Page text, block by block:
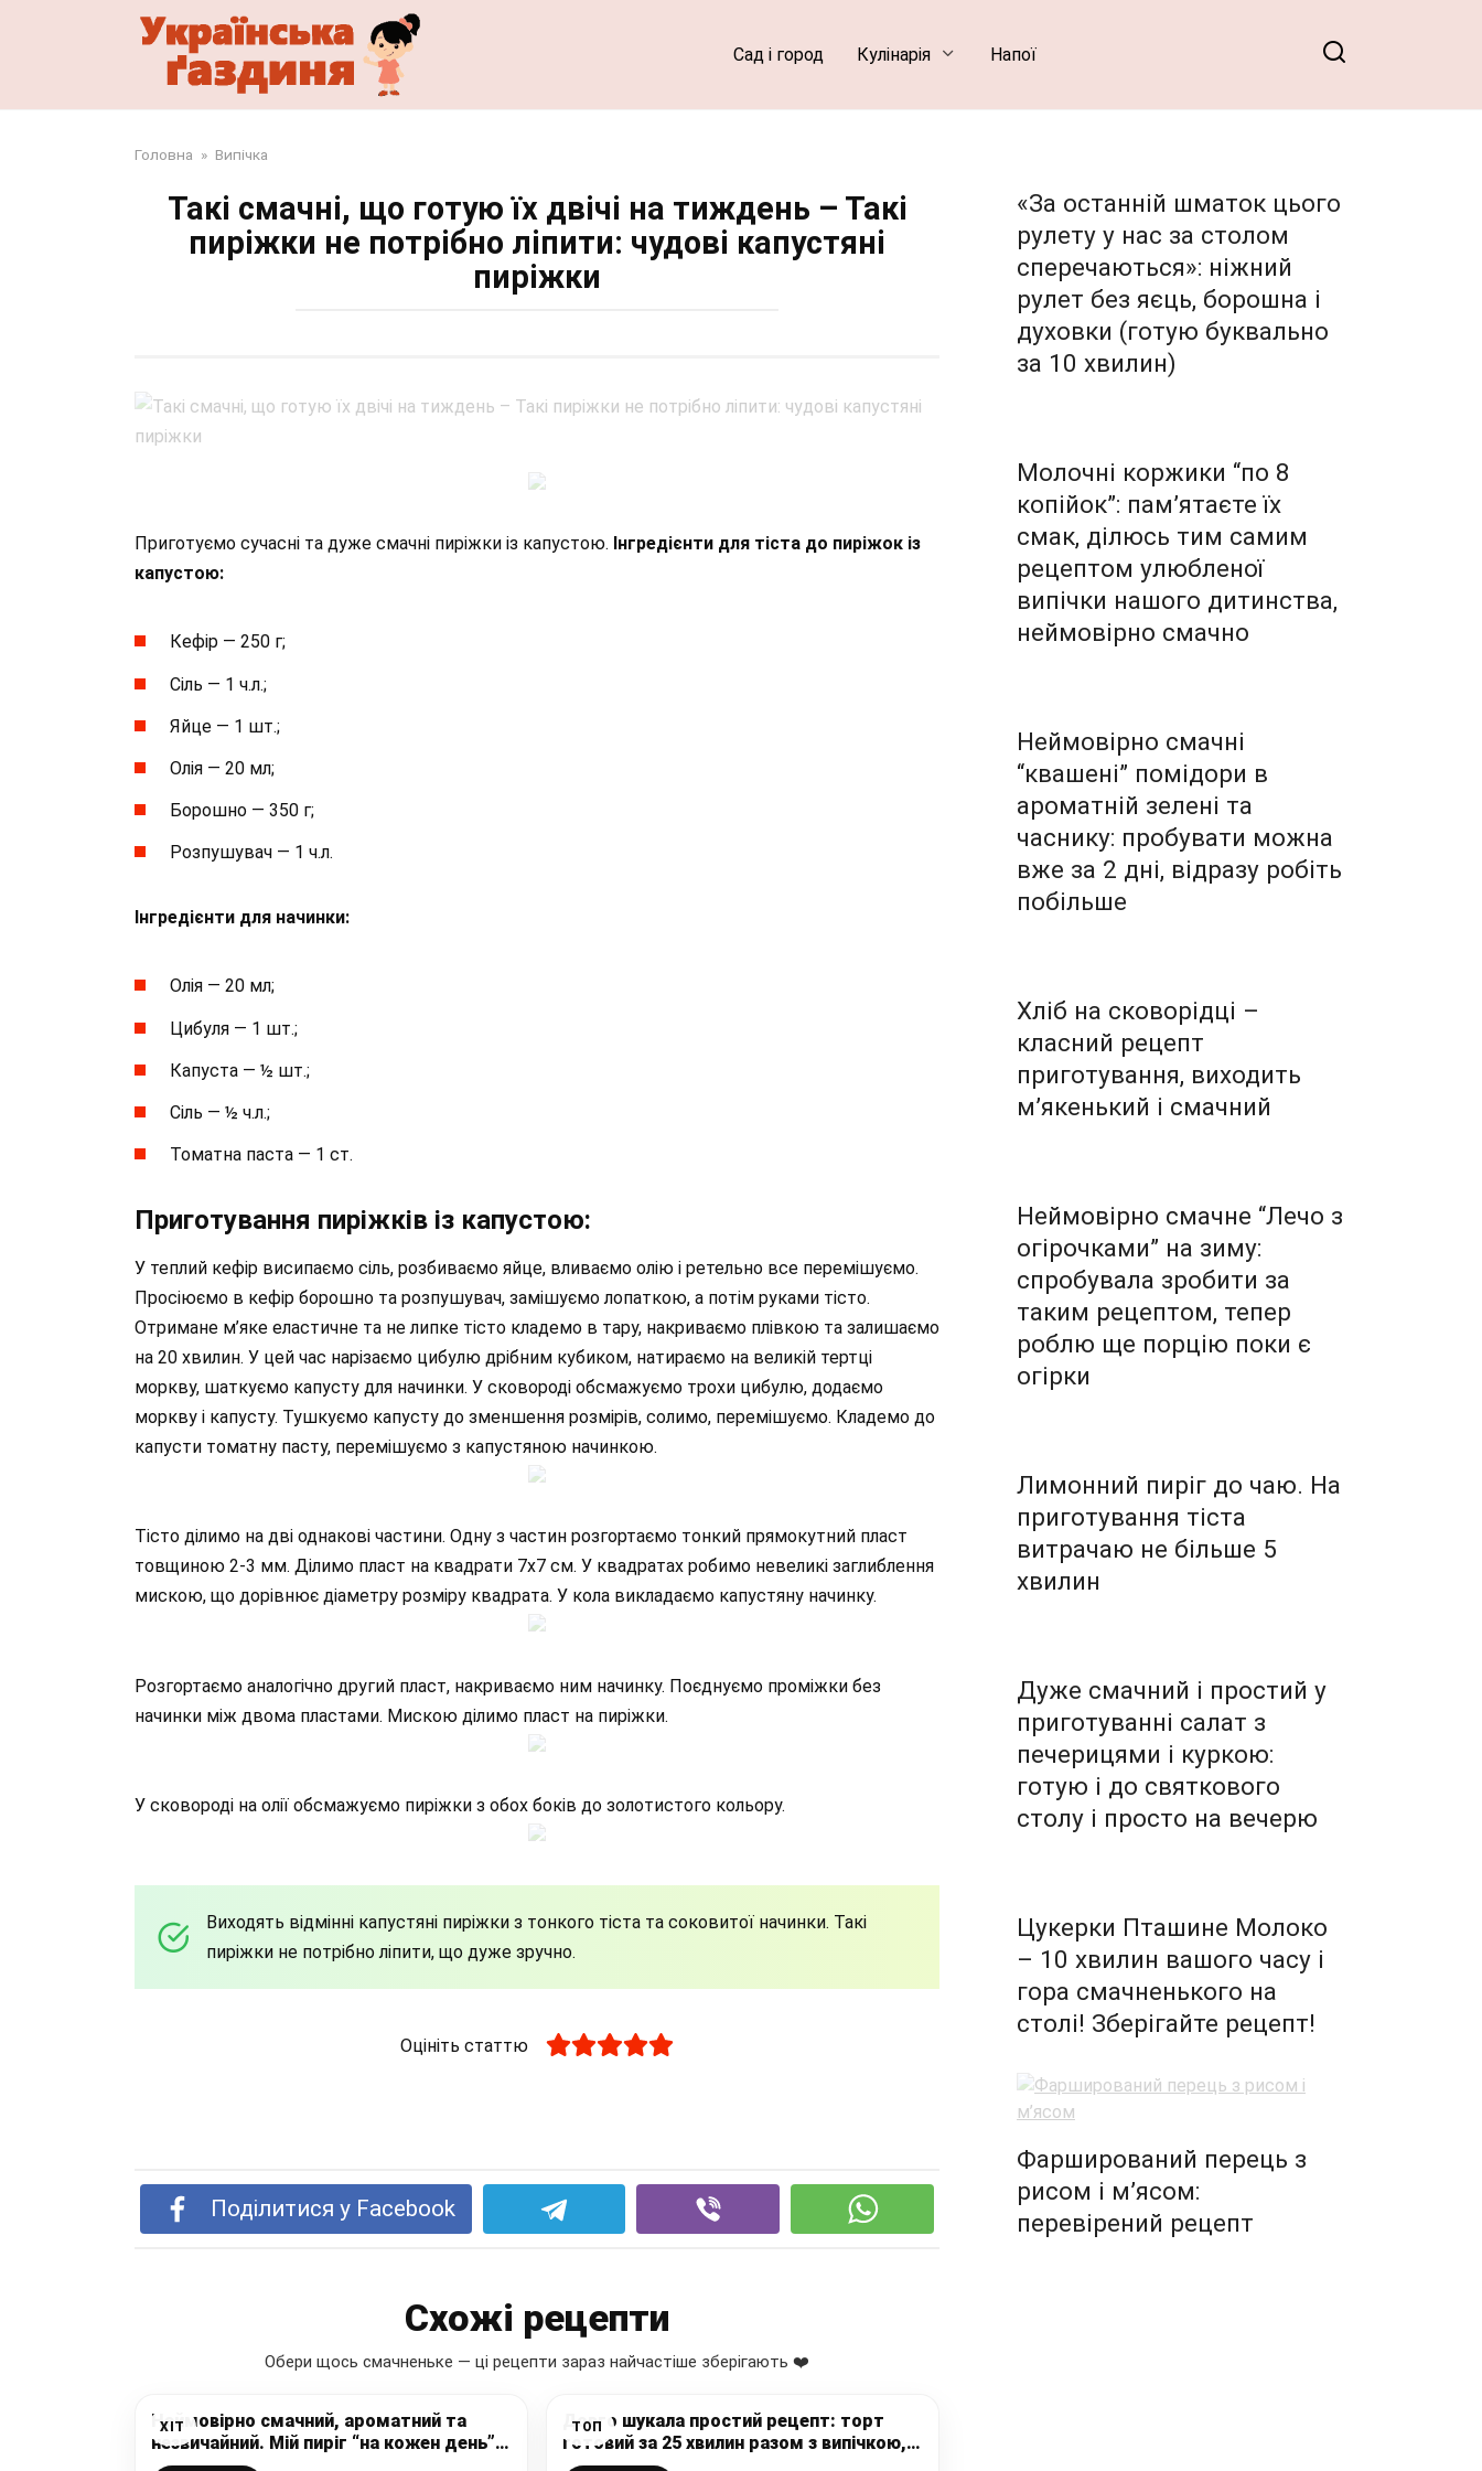
Сад і город Кулінарія Напої
Головна » Випічка
Такі смачні, що готую їх двічі на тиждень – Такі
пиріжки не потрібно ліпити: чудові капустяні
пиріжки
Приготуємо сучасні та дуже смачні пиріжки із капустою. Інгредієнти для тіста до пиріжок із
капустою:
Кефір — 250 г;
Сіль — 1 ч.л.;
Яйце — 1 шт.;
Олія — 20 мл;
Борошно — 350 г;
Розпушувач — 1 ч.л.
Інгредієнти для начинки:
Олія — 20 мл;
Цибуля — 1 шт.;
Капуста — ½ шт.;
Сіль — ½ ч.л.;
Томатна паста — 1 ст.
Приготування пиріжків із капустою:
У теплий кефір висипаємо сіль, розбиваємо яйце, вливаємо олію і ретельно все перемішуємо.
Просіюємо в кефір борошно та розпушувач, замішуємо лопаткою, а потім руками тісто.
Отримане м’яке еластичне та не липке тісто кладемо в тару, накриваємо плівкою та залишаємо
на 20 хвилин. У цей час нарізаємо цибулю дрібним кубиком, натираємо на великій тертці
моркву, шаткуємо капусту для начинки. У сковороді обсмажуємо трохи цибулю, додаємо
моркву і капусту. Тушкуємо капусту до зменшення розмірів, солимо, перемішуємо. Кладемо до
капусти томатну пасту, перемішуємо з капустяною начинкою.
Тісто ділимо на дві однакові частини. Одну з частин розгортаємо тонкий прямокутний пласт
товщиною 2-3 мм. Ділимо пласт на квадрати 7х7 см. У квадратах робимо невеликі заглиблення
мискою, що дорівнює діаметру розміру квадрата. У кола викладаємо капустяну начинку.
Розгортаємо аналогічно другий пласт, накриваємо ним начинку. Поєднуємо проміжки без
начинки між двома пластами. Мискою ділимо пласт на пиріжки.
У сковороді на олії обсмажуємо пиріжки з обох боків до золотистого кольору.
Виходять відмінні капустяні пиріжки з тонкого тіста та соковитої начинки. Такі
пиріжки не потрібно ліпити, що дуже зручно.
Оцініть статтю
Поділитися у Facebook
Схожі рецепти
Обери щось смачненьке — ці рецепти зараз найчастіше зберігають ❤️
ХІТ
Неймовірно смачний, ароматний та
незвичайний. Мій пиріг “на кожен день”
готується просто, швидко і без зайвих
ТОП
Довго шукала простий рецепт: торт
готовий за 25 хвилин разом з випічкою,
дивовижно смачний торт і при цьому
«За останній шматок цього
рулету у нас за столом
сперечаються»: ніжний
рулет без яєць, борошна і
духовки (готую буквально
за 10 хвилин)
Молочні коржики “по 8
копійок”: пам’ятаєте їх
смак, ділюсь тим самим
рецептом улюбленої
випічки нашого дитинства,
неймовірно смачно
Неймовірно смачні
“квашені” помідори в
ароматній зелені та
часнику: пробувати можна
вже за 2 дні, відразу робіть
побільше
Хліб на сковорідці –
класний рецепт
приготування, виходить
м’якенький і смачний
Неймовірно смачне “Лечо з
огірочками” на зиму:
спробувала зробити за
таким рецептом, тепер
роблю ще порцію поки є
огірки
Лимонний пиріг до чаю. На
приготування тіста
витрачаю не більше 5
хвилин
Дуже смачний і простий у
приготуванні салат з
печерицями і куркою:
готую і до святкового
столу і просто на вечерю
Цукерки Пташине Молоко
– 10 хвилин вашого часу і
гора смачненького на
столі! Зберігайте рецепт!
Фарширований перець з
рисом і м’ясом:
перевірений рецепт